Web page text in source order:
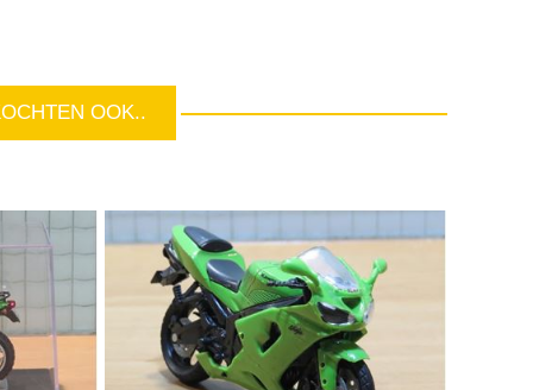
OOK..